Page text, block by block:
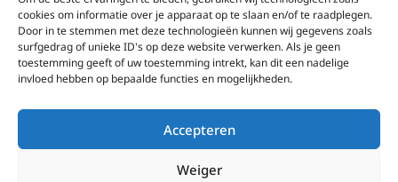
cookies om informatie over je apparaat op te slaan en/of te raadplegen.
Door in te stemmen met deze technologieën kunnen wij gegevens zoals
surfgedrag of unieke ID's op deze website verwerken. Als je geen
toestemming geeft of uw toestemming intrekt, kan dit een nadelige
invloed hebben op bepaalde functies en mogelijkheden.
Accepteren
Weiger
Info
Contacteer ons
Algemene & bijzondere voorwaarden
Brief herroepingsrecht